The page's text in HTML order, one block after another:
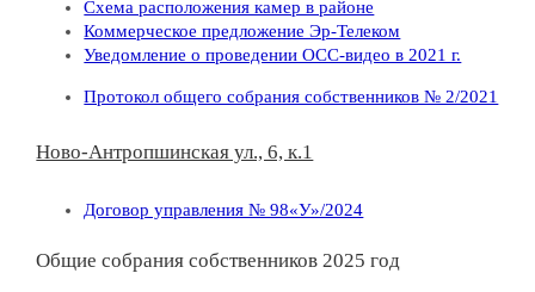
Схема расположения камер в районе
Коммерческое предложение Эр-Телеком
Уведомление о проведении ОСС-видео в 2021 г.
Протокол общего собрания собственников № 2/2021
Ново-Антропшинская ул., 6, к.1
Договор управления № 98«У»/2024
Общие собрания собственников 2025 год